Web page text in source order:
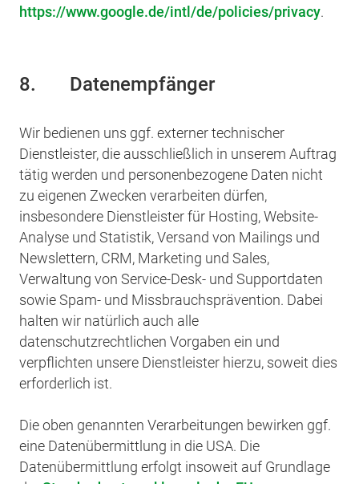
https://www.google.de/intl/de/policies/privacy.
8. Datenempfänger
Wir bedienen uns ggf. externer technischer
Dienstleister, die ausschließlich in unserem Auftrag
tätig werden und personenbezogene Daten nicht
zu eigenen Zwecken verarbeiten dürfen,
insbesondere Dienstleister für Hosting, Website-
Analyse und Statistik, Versand von Mailings und
Newslettern, CRM, Marketing und Sales,
Verwaltung von Service-Desk- und Supportdaten
sowie Spam- und Missbrauchsprävention. Dabei
halten wir natürlich auch alle
datenschutzrechtlichen Vorgaben ein und
verpflichten unsere Dienstleister hierzu, soweit dies
erforderlich ist.
Die oben genannten Verarbeitungen bewirken ggf.
eine Datenübermittlung in die USA. Die
Datenübermittlung erfolgt insoweit auf Grundlage